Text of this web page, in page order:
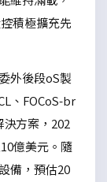
積極擴充先
外後段oS製
、FOCoS-br
方案，202
億美元。隨
備，預估20